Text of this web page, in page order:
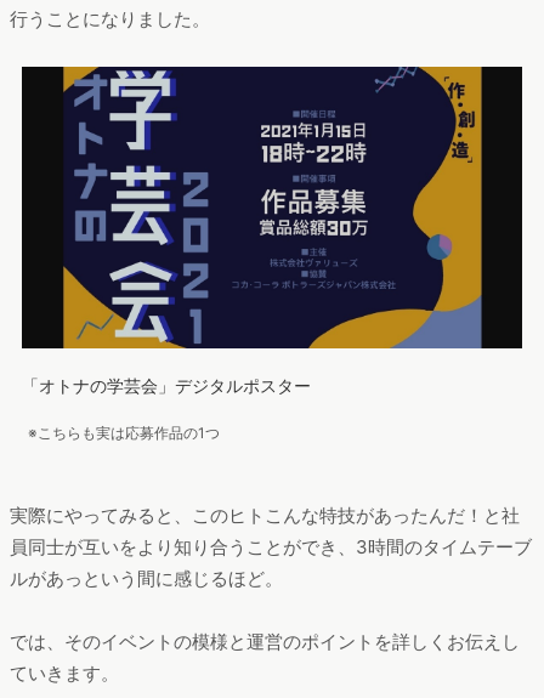
行うことになりました。
「オトナの学芸会」デジタルポスター
※こちらも実は応募作品の1つ
実際にやってみると、このヒトこんな特技があったんだ！と社
員同士が互いをより知り合うことができ、3時間のタイムテーブ
ルがあっという間に感じるほど。
では、そのイベントの模様と運営のポイントを詳しくお伝えし
ていきます。